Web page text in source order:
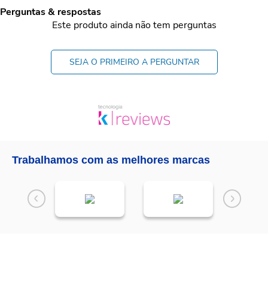
Perguntas & respostas
Este produto ainda não tem perguntas
SEJA O PRIMEIRO A PERGUNTAR
Trabalhamos com as melhores marcas